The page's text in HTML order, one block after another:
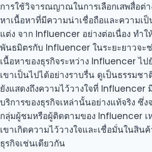
การใช้วิจารณญาณในการเลือกเสพสื่อต่
หาเนื้อหาที่มีความน่าเชื่อถือและความเ
แต่ง จาก Influencer อย่างต่อเนื่อง ทำใ
พันธมิตรกับ Influencer ในระยะยาวจะ
เนื้อหาของธุรกิจระหว่าง Influencer ไ
เขาเป็นไปได้อย่างราบรื่น ดูเป็นธรรมชา
ยังแสดงถึงความไว้วางใจที่ Influencer
บริการของธุรกิจเหล่านั้นอย่างแท้จริง ซึ่ง
กลุ่มผู้ชมหรือผู้ติดตามของ Influencer เ
เขาเกิดความไว้วางใจและเชื่อมั่นในสิน
ธุรกิจเช่นเดียวกัน